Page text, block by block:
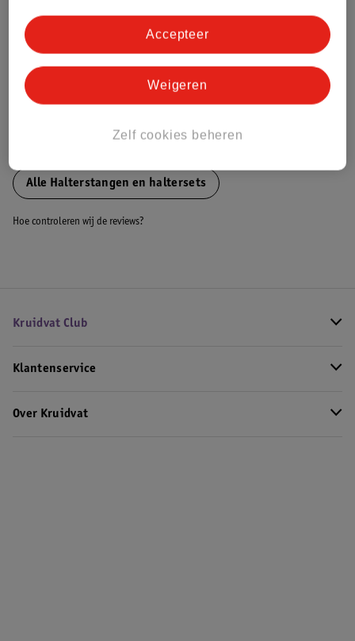
Bestel & Bezorginformatie
Alle Halterstangen en haltersets
Hoe controleren wij de reviews?
Kruidvat Club
Klantenservice
Over Kruidvat
Zelf cookies beheren
Weigeren
Accepteer